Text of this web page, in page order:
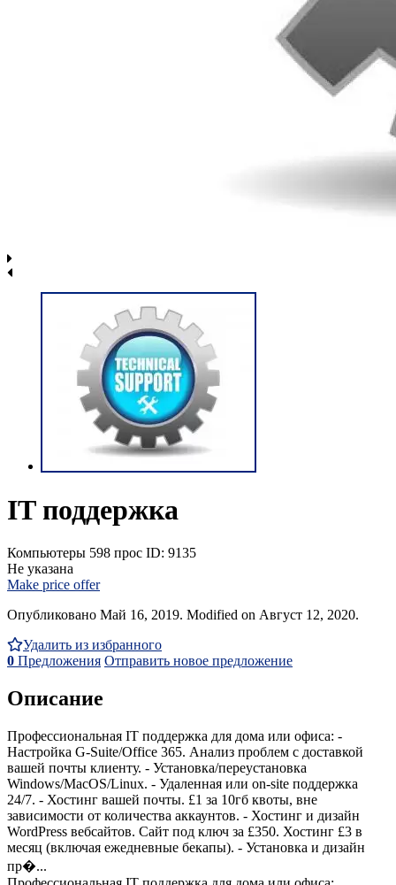
IT поддержка
Компьютеры 598 прос ID: 9135
Не указана
Make price offer
Опубликовано Май 16, 2019. Modified on Август 12, 2020.
Удалить из избранного
0 Предложения Отправить новое предложение
Описание
Профессиональная IT поддержка для дома или офиса: -
Настройка G-Suite/Office 365. Анализ проблем с доставкой
вашей почты клиенту. - Установка/переустановка
Windows/MacOS/Linux. - Удаленная или on-site поддержка
24/7. - Хостинг вашей почты. £1 за 10гб квоты, вне
зависимости от количества аккаунтов. - Хостинг и дизайн
WordPress вебсайтов. Сайт под ключ за £350. Хостинг £3 в
месяц (включая ежедневные бекапы). - Установка и дизайн
пр�...